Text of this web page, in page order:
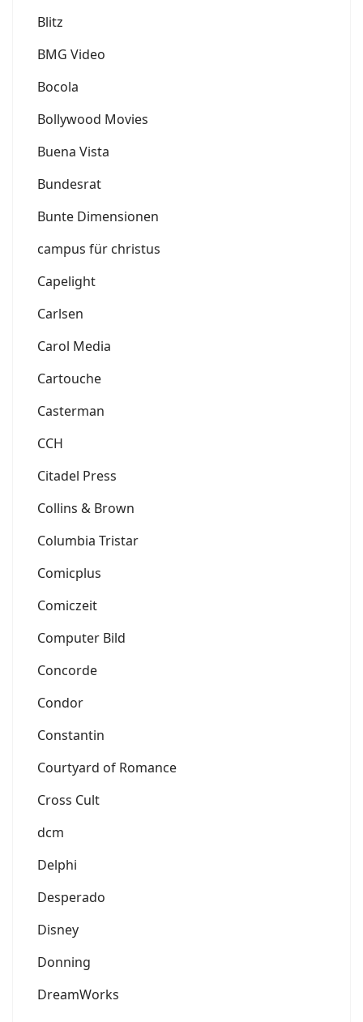
Blitz
BMG Video
Bocola
Bollywood Movies
Buena Vista
Bundesrat
Bunte Dimensionen
campus für christus
Capelight
Carlsen
Carol Media
Cartouche
Casterman
CCH
Citadel Press
Collins & Brown
Columbia Tristar
Comicplus
Comiczeit
Computer Bild
Concorde
Condor
Constantin
Courtyard of Romance
Cross Cult
dcm
Delphi
Desperado
Disney
Donning
DreamWorks